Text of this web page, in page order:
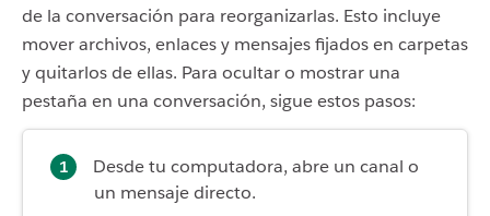
de la conversación para reorganizarlas. Esto incluye
mover archivos, enlaces y mensajes fijados en carpetas
y quitarlos de ellas. Para ocultar o mostrar una
pestaña en una conversación, sigue estos pasos:
Desde tu computadora, abre un canal o
un mensaje directo.